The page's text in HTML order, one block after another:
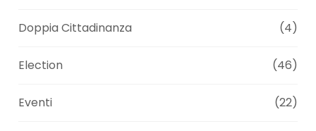
Doppia Cittadinanza (4)
Election (46)
Eventi (22)